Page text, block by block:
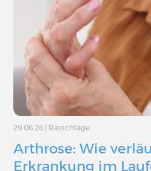
29.06.26 Ratschläge
Arthrose: Wie
Erkrankung im